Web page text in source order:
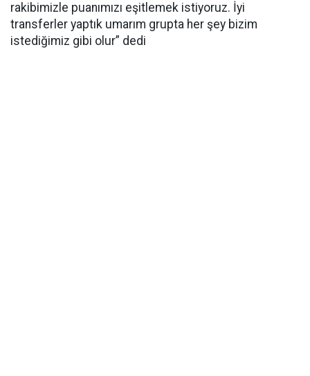
rakibimizle puanımızı eşitlemek istiyoruz. İyi
transferler yaptık umarım grupta her şey bizim
istediğimiz gibi olur” dedi